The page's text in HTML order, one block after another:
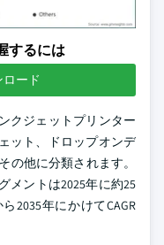
するには
ード
クジェットプリンター
ット、ドロップオンデ
の他に分類されます。
メントは2025年に約25
2035年にかけてCAGR